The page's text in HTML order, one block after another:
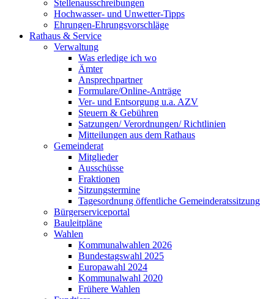
Stellenausschreibungen
Hochwasser- und Unwetter-Tipps
Ehrungen-Ehrungsvorschläge
Rathaus & Service
Verwaltung
Was erledige ich wo
Ämter
Ansprechpartner
Formulare/Online-Anträge
Ver- und Entsorgung u.a. AZV
Steuern & Gebühren
Satzungen/ Verordnungen/ Richtlinien
Mitteilungen aus dem Rathaus
Gemeinderat
Mitglieder
Ausschüsse
Fraktionen
Sitzungstermine
Tagesordnung öffentliche Gemeinderatssitzung
Bürgerserviceportal
Bauleitpläne
Wahlen
Kommunalwahlen 2026
Bundestagswahl 2025
Europawahl 2024
Kommunalwahl 2020
Frühere Wahlen